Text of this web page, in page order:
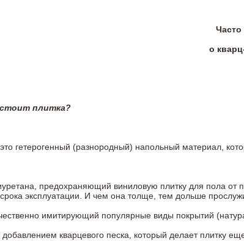
о
плитка?
гетерогенный (разнородный) напольный материал,
предохраняющий виниловую плитку для пола
эксплуатации. И чем она толще, тем дольше
имитирующий популярные виды покрытий
кварцевого песка, который делает плитку